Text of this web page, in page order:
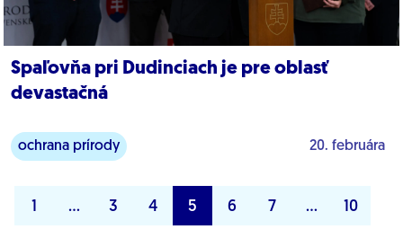
Spaľovňa pri Dudinciach je pre oblasť
devastačná
ochrana prírody 20. februára
1 … 3 4 5 6 7 … 10